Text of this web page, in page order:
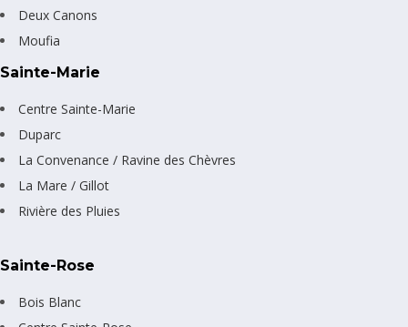
Deux Canons
Moufia
Sainte-Marie
Centre Sainte-Marie
Duparc
La Convenance / Ravine des Chèvres
La Mare / Gillot
Rivière des Pluies
Sainte-Rose
Bois Blanc